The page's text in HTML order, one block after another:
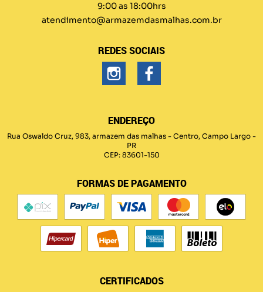
9:00 as 18:00hrs
atendimento@armazemdasmalhas.com.br
REDES SOCIAIS
ENDEREÇO
Rua Oswaldo Cruz, 983, armazem das malhas - Centro, Campo Largo -
PR
CEP: 83601-150
FORMAS DE PAGAMENTO
CERTIFICADOS